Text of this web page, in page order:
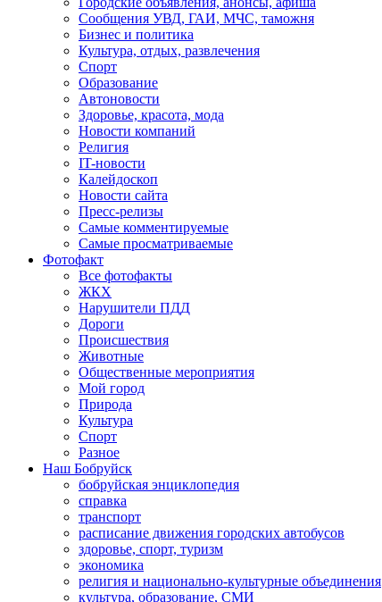
Сообщения УВД, ГАИ, МЧС, таможня
Бизнес и политика
Культура, отдых, развлечения
Спорт
Образование
Автоновости
Здоровье, красота, мода
Новости компаний
Религия
IT-новости
Калейдоскоп
Новости сайта
Пресс-релизы
Самые комментируемые
Самые просматриваемые
Фотофакт
Все фотофакты
ЖКХ
Нарушители ПДД
Дороги
Происшествия
Животные
Общественные мероприятия
Мой город
Природа
Культура
Спорт
Разное
Наш Бобруйск
бобруйская энциклопедия
справка
транспорт
расписание движения городских автобусов
здоровье, спорт, туризм
экономика
религия и национально-культурные объединения
культура, образование, СМИ